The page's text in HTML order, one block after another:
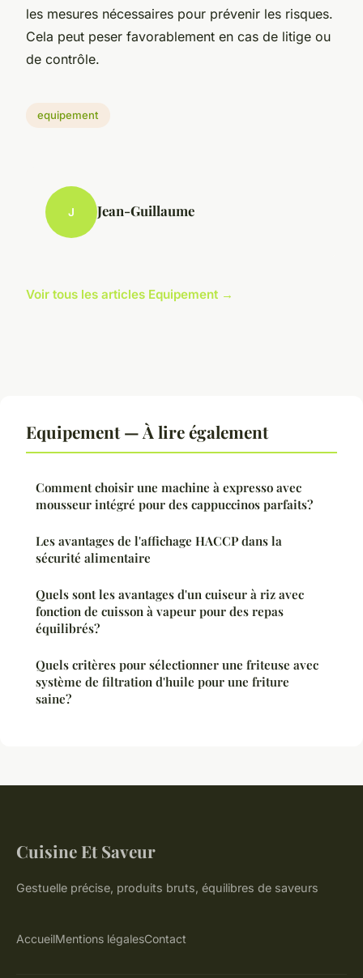
les mesures nécessaires pour prévenir les risques.
Cela peut peser favorablement en cas de litige ou
de contrôle.
equipement
J Jean-Guillaume
Voir tous les articles Equipement →
Equipement — À lire également
Comment choisir une machine à expresso avec
mousseur intégré pour des cappuccinos parfaits?
Les avantages de l'affichage HACCP dans la
sécurité alimentaire
Quels sont les avantages d'un cuiseur à riz avec
fonction de cuisson à vapeur pour des repas
équilibrés?
Quels critères pour sélectionner une friteuse avec
système de filtration d'huile pour une friture
saine?
Cuisine Et Saveur
Gestuelle précise, produits bruts, équilibres de saveurs
AccueilMentions légalesContact